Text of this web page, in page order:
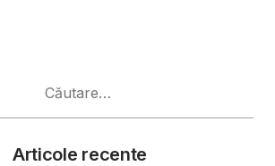
Articole recente